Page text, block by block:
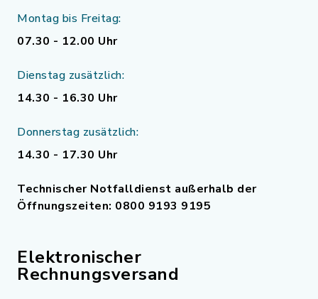
Montag bis Freitag:
07.30 - 12.00 Uhr
Dienstag zusätzlich:
14.30 - 16.30 Uhr
Donnerstag zusätzlich:
14.30 - 17.30 Uhr
Technischer Notfalldienst außerhalb der
Öffnungszeiten: 0800 9193 9195
Elektronischer
Rechnungsversand